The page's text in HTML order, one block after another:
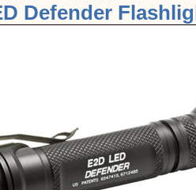
Defender